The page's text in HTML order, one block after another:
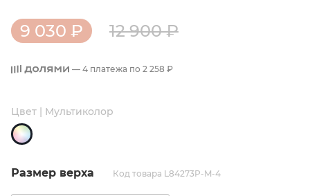
9 030 ₽ 12 900 ₽
— 4 платежа по 2 258 ₽
Цвет | Мультиколор
Размер верха Код товара L84273P-M-4